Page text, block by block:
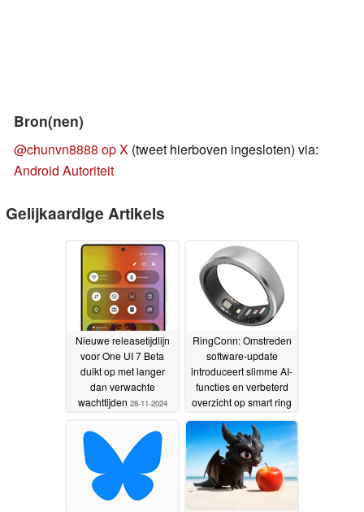
Bron(nen)
@chunvn8888 op X (tweet hierboven ingesloten) via:
Android Autoriteit
Gelijkaardige Artikels
Nieuwe releasetijdlijn
voor One UI 7 Beta
duikt op met langer
dan verwachte
wachttijden 28-11-2024
RingConn: Omstreden
software-update
introduceert slimme AI-
functies en verbeterd
overzicht op smart ring
22-11-2024